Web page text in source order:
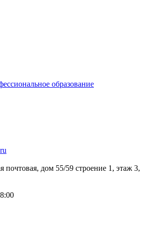
почтовая, дом 55/59 строение 1, этаж 3,